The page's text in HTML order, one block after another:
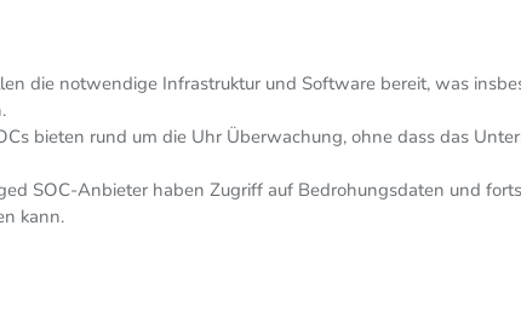
die notwendige Infrastruktur und Software bereit, was
bieten rund um die Uhr Überwachung, ohne dass das
SOC-Anbieter haben Zugriff auf Bedrohungsdaten und
kann.